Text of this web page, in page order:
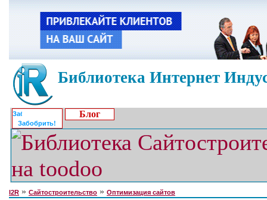
Библиотека Интернет
Забобрить!
Блог
I2R » Сайтостроительство » Оптимизация сайтов